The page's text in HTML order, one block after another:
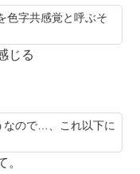
色字共感覚と呼ぶそ
じる
なので…、これ以下に
。